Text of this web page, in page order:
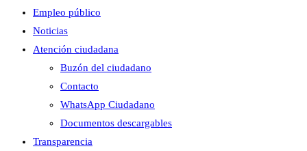
Empleo público
Noticias
Atención ciudadana
Buzón del ciudadano
Contacto
WhatsApp Ciudadano
Documentos descargables
Transparencia